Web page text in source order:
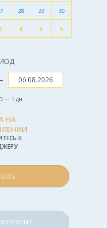
28 29 30
4 5 6
— 1 дн.
НА
К
?